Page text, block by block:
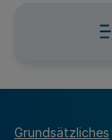
Grundsätzliches